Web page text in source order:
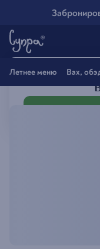
Летнее меню Вах,